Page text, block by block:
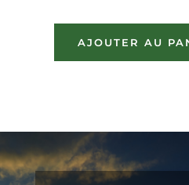
quantité
2009-
2012
AJOUTER AU